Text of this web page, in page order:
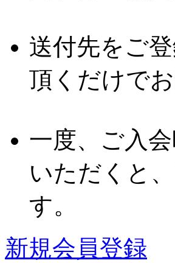
送付先をご
頂くだけで
一度、ご入
いただくと
す。
新規会員登録